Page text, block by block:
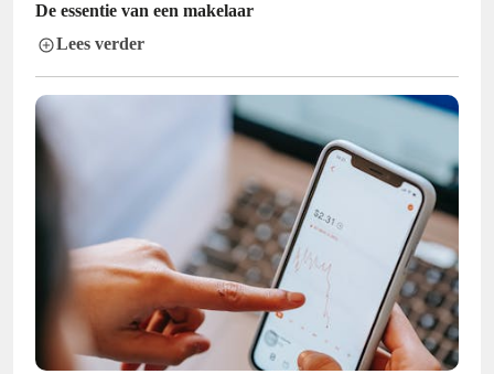
De essentie van een makelaar
Lees verder